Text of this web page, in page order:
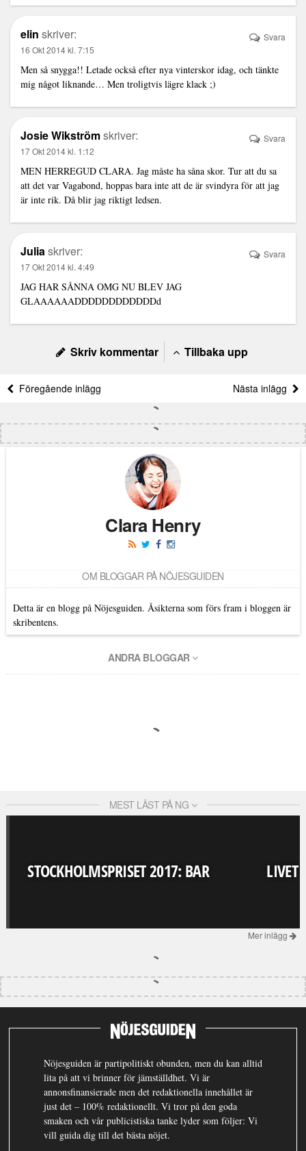
elin skriver:
16 Okt 2014 kl. 7:15
Men så snygga!! Letade också efter nya vinterskor idag, och tänkte
mig något liknande… Men troligtvis lägre klack ;)
Svara
Josie Wikströmskriver:
17 Okt 2014 kl. 1:12
MEN HERREGUD CLARA. Jag måste ha såna skor. Tur att du sa
att det var Vagabond, hoppas bara inte att de är svindyra för att jag
är inte rik. Då blir jag riktigt ledsen.
Svara
Juliaskriver:
17 Okt 2014 kl. 4:49
JAG HAR SÅNNA OMG NU BLEV JAG
GLAAAAAADDDDDDDDDDDDd
Svara
Skriv kommentar Tillbaka upp
Föregående inlägg Nästa inlägg
Clara Henry
OM BLOGGAR PÅ NÖJESGUIDEN
Detta är en blogg på Nöjesguiden. Åsikterna som förs fram i bloggen är
skribentens.
ANDRA BLOGGAR
MEST LÄST PÅ NG
STOCKHOLMSPRISET 2017: BAR LIVET
Mer inlägg
Nöjesguiden är partipolitiskt obunden, men du kan alltid
lita på att vi brinner för jämställdhet. Vi är
annonsfinansierade men det redaktionella innehållet är
just det – 100% redaktionellt. Vi tror på den goda
smaken och vår publicistiska tanke lyder som följer: Vi
vill guida dig till det bästa nöjet.